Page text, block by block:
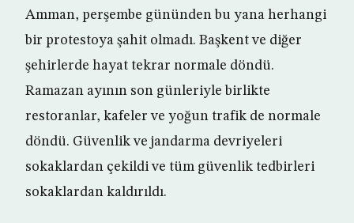
Amman, perşembe gününden bu yana herhangi
bir protestoya şahit olmadı. Başkent ve diğer
şehirlerde hayat tekrar normale döndü.
Ramazan ayının son günleriyle birlikte
restoranlar, kafeler ve yoğun trafik de normale
döndü. Güvenlik ve jandarma devriyeleri
sokaklardan çekildi ve tüm güvenlik tedbirleri
sokaklardan kaldırıldı.